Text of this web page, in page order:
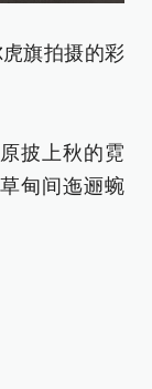
旗拍摄的彩
披上秋的霓
甸间迤逦蜿